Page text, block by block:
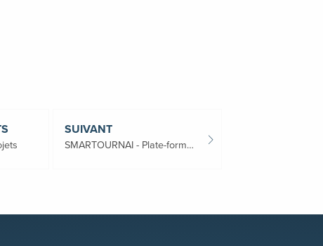
SUIVANT
SMARTOURNAI - Plate-forme multimodale 2.0